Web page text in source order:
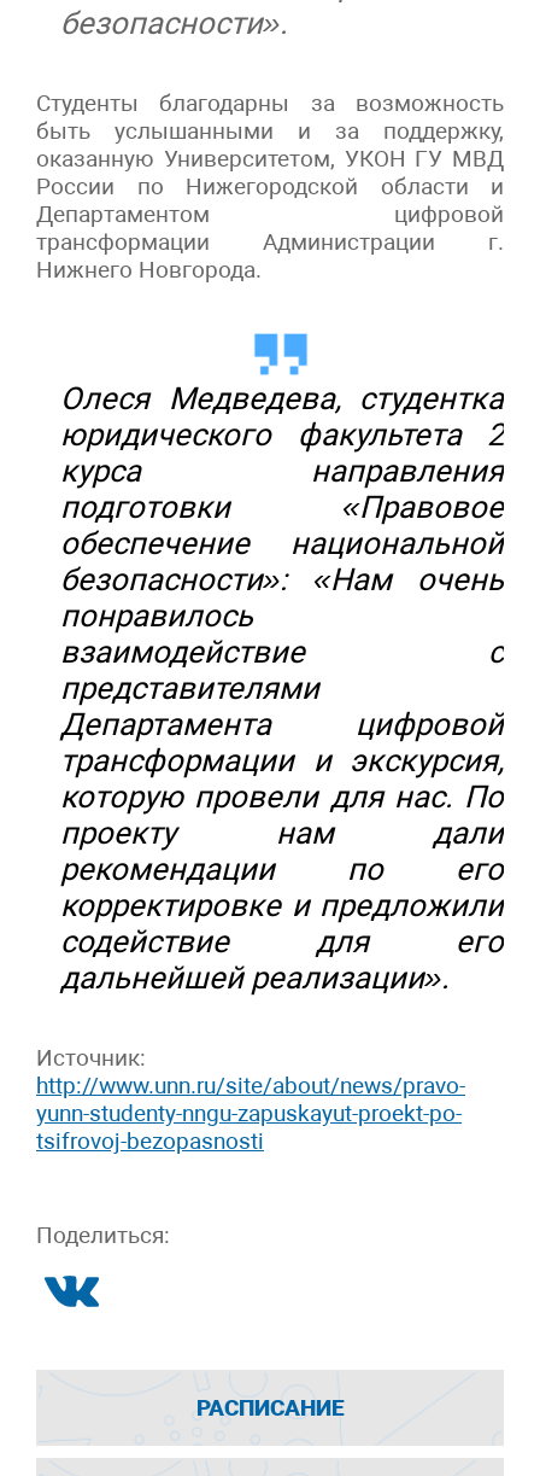
безопасности».
Студенты благодарны за возможность
быть услышанными и за поддержку,
оказанную Университетом, УКОН ГУ МВД
России по Нижегородской области и
Департаментом цифровой
трансформации Администрации г.
Нижнего Новгорода.
Олеся Медведева, студентка
юридического факультета 2
курса направления
подготовки «Правовое
обеспечение национальной
безопасности»: «Нам очень
понравилось
взаимодействие с
представителями
Департамента цифровой
трансформации и экскурсия,
которую провели для нас. По
проекту нам дали
рекомендации по его
корректировке и предложили
содействие для его
дальнейшей реализации».
Источник:
http://www.unn.ru/site/about/news/pravo-
yunn-studenty-nngu-zapuskayut-proekt-po-
tsifrovoj-bezopasnosti
Поделиться:
РАСПИСАНИЕ